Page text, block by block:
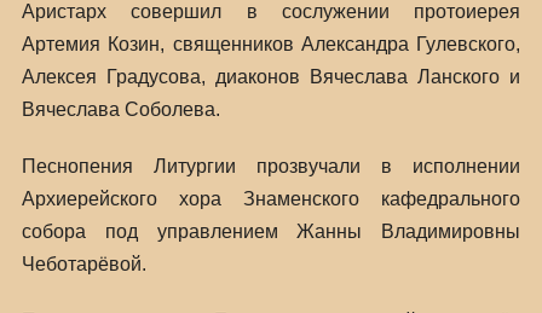
Аристарх совершил в сослужении протоиерея
Артемия Козин, священников Александра Гулевского,
Алексея Градусова, диаконов Вячеслава Ланского и
Вячеслава Соболева.
Песнопения Литургии прозвучали в исполнении
Архиерейского хора Знаменского кафедрального
собора под управлением Жанны Владимировны
Чеботарёвой.